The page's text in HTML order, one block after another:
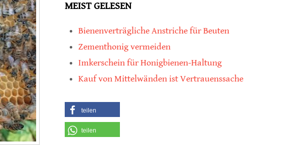
MEIST GELESEN
Bienenverträgliche Anstriche für Beuten
Zementhonig vermeiden
Imkerschein für Honigbienen-Haltung
Kauf von Mittelwänden ist Vertrauenssache
teilen
teilen